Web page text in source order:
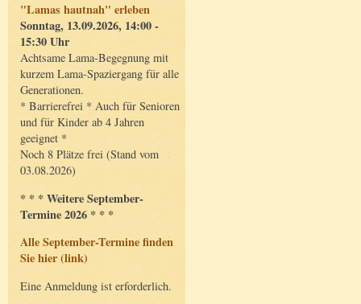
"Lamas hautnah" erleben
Sonntag, 13.09.2026, 14:00 -
15:30 Uhr
Achtsame Lama-Begegnung mit
kurzem Lama-Spaziergang für alle
Generationen.
* Barrierefrei * Auch für Senioren
und für Kinder ab 4 Jahren
geeignet *
Noch 8 Plätze frei (Stand vom
03.08.2026)
* * * Weitere September-
Termine 2026 * * *
Alle September-Termine finden
Sie hier (link)
Eine Anmeldung ist erforderlich.